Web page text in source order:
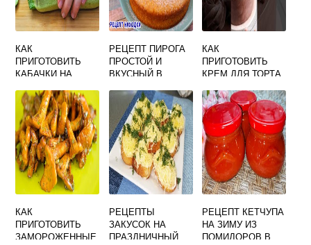
КАК
ПРИГОТОВИТЬ
КАБАЧКИ НА
ЧЕСНОКОМ И
СМЕТАНОЙ
БЫСТРО ВКУСНО
РЕЦЕПТ ПИРОГА
ПРОСТОЙ И
ВКУСНЫЙ В
НАЧИНКИ
КАК
ПРИГОТОВИТЬ
КРЕМ ДЛЯ ТОРТА
УСЛОВИЯХ
БЫСТРО И
ВКУСНО
КАК
ПРИГОТОВИТЬ
ЗАМОРОЖЕННЫЕ
РЕЦЕПТЫ
ЗАКУСОК НА
ПРАЗДНИЧНЫЙ
РЕЦЕПТ КЕТЧУПА
НА ЗИМУ ИЗ
ПОМИДОРОВ В